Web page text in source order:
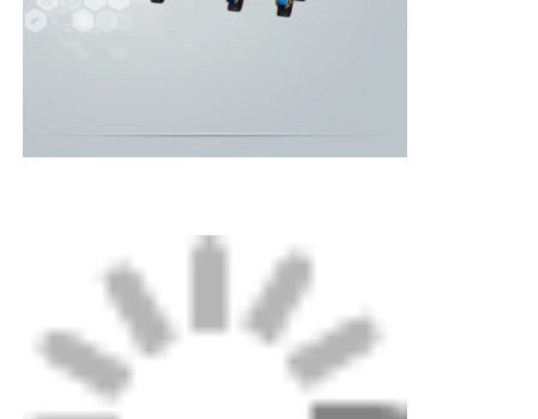
Startseite
Über uns
Fabrik Tour
Sie ist aus hochwertigen Materialien gefertigt,
um eine hohe Haltbarkeit und Zuverlässigkeit
zu gewährleisten und den strengen
Schweißverfahren standzuhalten.Die Titan 200